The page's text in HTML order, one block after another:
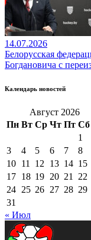
14.07.2026
Белорусская
Богдановича с
Календарь новостей
Август 2026
Пн Вт Ср Чт Пт Сб
1
3
4 5 6 7 8
10 11 12 13 14 15
17 18 19 20 21 22
24 25 26 27 28 29
31
« Июл